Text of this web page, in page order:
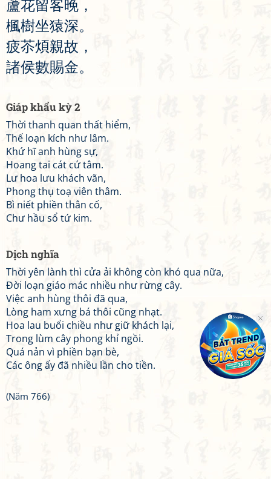
蘆花留客晚 ，
楓樹坐猿深。
疲苶煩親故 ，
諸侯數賜金。
Giáp khẩu kỳ 2
Thời thanh quan thất hiểm,
Thế loạn kích như lâm.
Khứ hĩ anh hùng sự,
Hoang tai cát cứ tâm.
Lư hoa lưu khách vãn,
Phong thụ toạ viên thâm.
Bì niết phiền thân cố,
Chư hầu sổ tứ kim.
Dịch nghĩa
Thời yên lành thì cửa ải không còn khó qua nữa,
Đời loạn giáo mác nhiều như rừng cây.
Việc anh hùng thôi đã qua,
Lòng ham xưng bá thôi cũng nhạt.
Hoa lau buổi chiều như giữ khách lại,
Trong lùm cây phong khỉ ngồi.
Quá nản vì phiền bạn bè,
Các ông ấy đã nhiều lần cho tiền.
(Năm 766)